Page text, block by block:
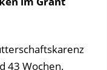
43 Wochen.